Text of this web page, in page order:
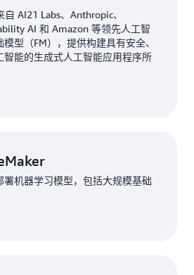
AI21 Labs、Anthropic、
AI 和 Amazon 等领先人工智
型（FM），提供构建具有安全、
智能的生成式人工智能应用程序所
署机器学习模型，包括大规模基础